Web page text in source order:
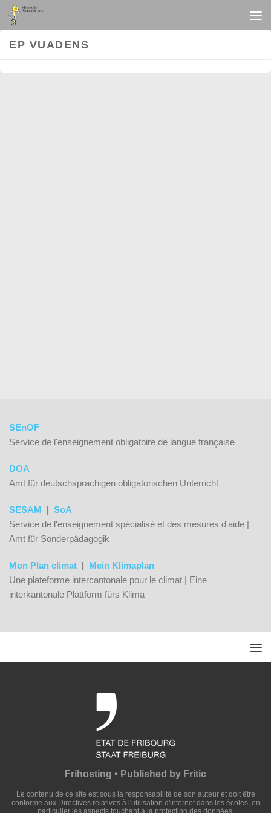
Au dessous du contenu
EP VUADENS
SEnOF
Service de l'enseignement obligatoire de langue française
DOA
Amt für deutschsprachigen obligatorischen Unterricht
SESAM | SoA
Service de l'enseignement spécialisé et des mesures d'aide |
Amt für Sonderpädagogik
Mon Plan climat | Mein Klimaplan
Une plateforme intercantonale pour le climat | Eine
interkantonale Plattform fürs Klima